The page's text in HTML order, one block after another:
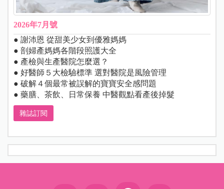
2026年7月號
● 謝沛恩 從甜美少女到優雅媽媽
● 剖婦產媽媽各階段照護大全
● 產檢與生產醫院怎麼選？
● 好醫師５大檢驗標準 選對醫院是風險管理
● 破解４個最常被誤解的寶寶安全感問題
● 藥膳、茶飲、日常保養 中醫觀點看產後掉髮
雜誌訂閱